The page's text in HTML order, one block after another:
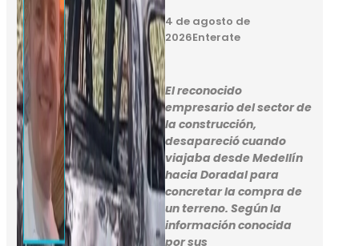
4 de agosto de
2026Enterate
El reconocido
empresario del sector de
la construcción,
desapareció cuando
viajaba desde Medellín
hacia Doradal para
concretar la compra de
un terreno. Según la
información conocida
por sus